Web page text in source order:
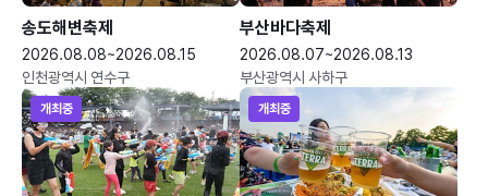
송도해변축제
2026.08.08~2026.08.15
인천광역시 연수구
부산바다축제
2026.08.07~2026.08.13
부산광역시 사하구
개최중 개최중